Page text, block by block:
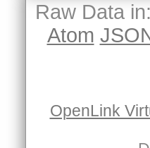
Raw Data in:
Atom
OpenLink